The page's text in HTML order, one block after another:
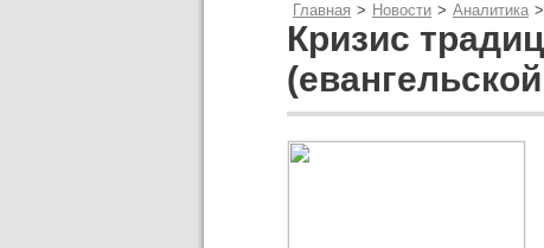
Главная > Новости > Аналитика >
Кризис